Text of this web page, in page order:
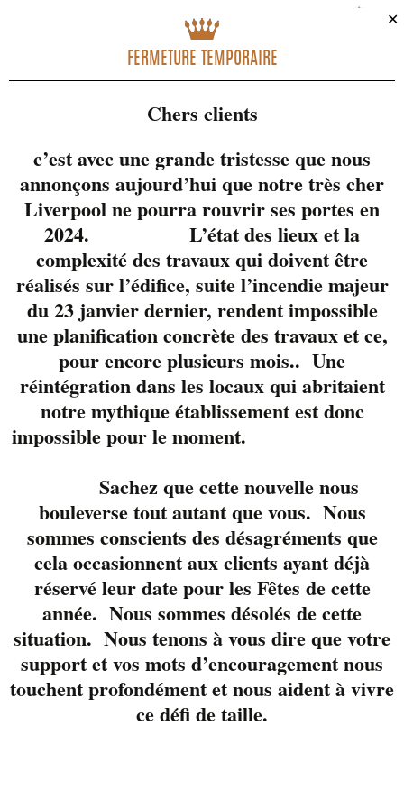
819-822-3724
28 Wellington Sud, Centre-ville Sherbrooke
Contactez-nous
© Tous droits réservés Liverpool Sherbrooke
Politique de confidentialité
✕
FERMETURE TEMPORAIRE
Chers clients
c’est avec une grande tristesse que nous
annonçons aujourd’hui que notre très cher
Liverpool ne pourra rouvrir ses portes en
2024. L’état des lieux et la
complexité des travaux qui doivent être
réalisés sur l’édifice, suite l’incendie majeur
du 23 janvier dernier, rendent impossible
une planification concrète des travaux et ce,
pour encore plusieurs mois.. Une
réintégration dans les locaux qui abritaient
notre mythique établissement est donc
impossible pour le moment.
Sachez que cette nouvelle nous
bouleverse tout autant que vous. Nous
sommes conscients des désagréments que
cela occasionnent aux clients ayant déjà
réservé leur date pour les Fêtes de cette
année. Nous sommes désolés de cette
situation. Nous tenons à vous dire que votre
support et vos mots d’encouragement nous
touchent profondément et nous aident à vivre
ce défi de taille.